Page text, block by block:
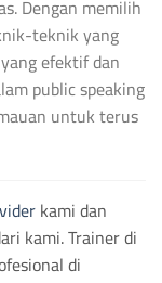
Dengan memilih
teknik yang
efektif dan
public speaking
untuk terus
kami dan
kami. Trainer di
di